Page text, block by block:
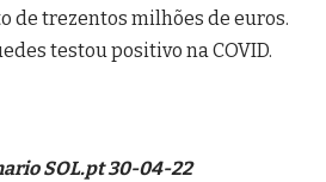
de trezentos milhões de euros.
testou positivo na COVID.
SOL.pt 30-04-22